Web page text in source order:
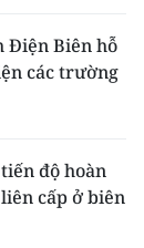
Điện Biên hỗ
các trường
độ hoàn
cấp ở biên